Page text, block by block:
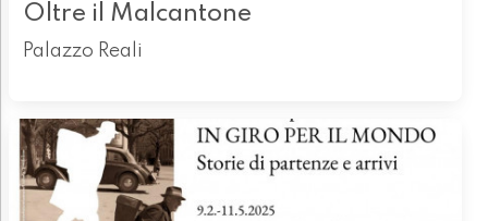
Oltre il Malcantone
Palazzo Reali